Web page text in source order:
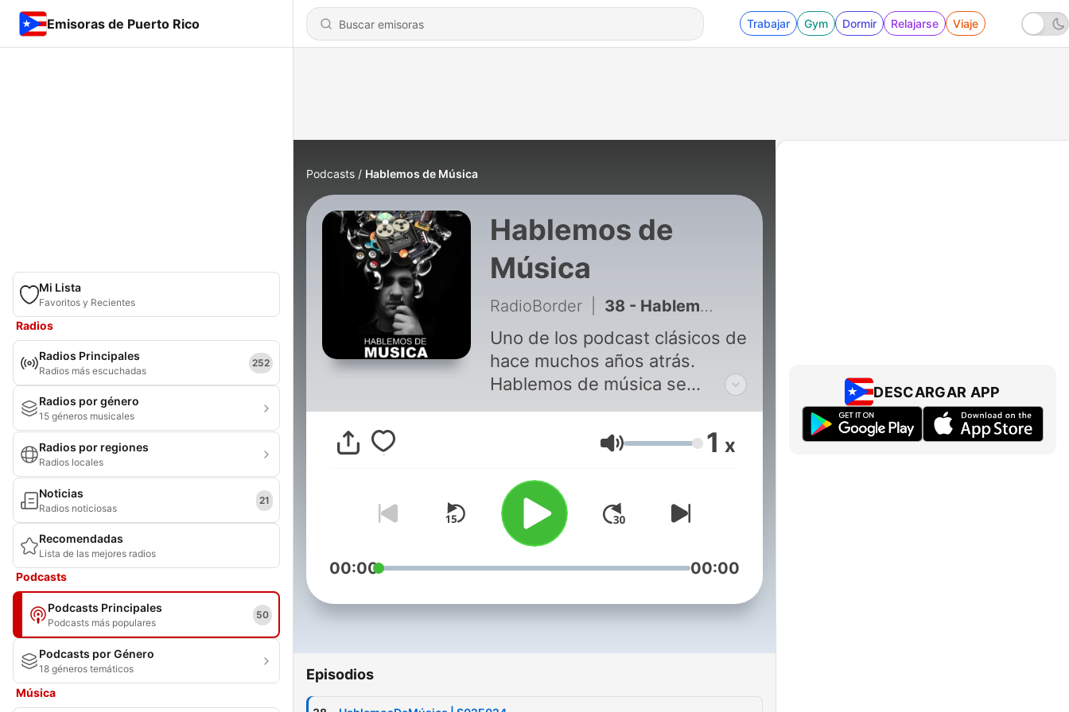
Emisoras de Puerto Rico Trabajar Gym Dormir Relajarse Viaje
Mi Lista
Favoritos y Recientes
Radios
Radios Principales
Radios más escuchadas
252
Radios por género
15 géneros musicales
Radios por regiones
Radios locales
Noticias
Radios noticiosas
21
Recomendadas
Lista de las mejores radios
Podcasts
Podcasts Principales
Podcasts más populares
50
Podcasts por Género
18 géneros temáticos
Música
Podcasts Hablemos de Música
Hablemos de
Música
RadioBorder 38 - HablemosDeMúsica | S02E024
Uno de los podcast clásicos de
hace muchos años atrás.
Hablemos de música se
convirtió poco a poco en un
programa completo, pero sus
orígenes eran solo para
acompañar la previa de otras
producciones. Dos
temporadas a pura música. Se
recomiendo escuchar este
podcast cerca de lápiz y papel.
Más info:
. DEJANOS UNA DONACIÓN:
https://cafecito.app/radioborder
Volumen 1 x
00:00 00:00
Episodios
DESCARGAR APP